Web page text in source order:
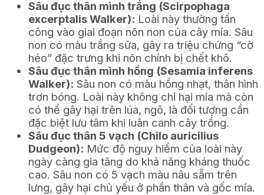
Sâu đục thân mình trắng (Scirpophaga
excerptalis Walker): Loài này thường tấn
công vào giai đoạn nõn non của cây mía. Sâu
non có màu trắng sữa, gây ra triệu chứng “cờ
héo” đặc trưng khi nõn chính bị chết khô.
Sâu đục thân mình hồng (Sesamia inferens
Walker): Sâu non có màu hồng nhạt, thân hình
trơn bóng. Loài này không chỉ hại mía mà còn
có thể gây hại trên lúa, ngô, là đối tượng cần
đặc biệt lưu tâm khi luân canh cây trồng.
Sâu đục thân 5 vạch (Chilo auricilius
Dudgeon): Mức độ nguy hiểm của loài này
ngày càng gia tăng do khả năng kháng thuốc
cao. Sâu non có 5 vạch màu nâu sẫm trên
lưng, gây hại chủ yếu ở phần thân và gốc mía.